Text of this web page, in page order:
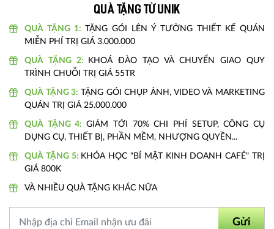
Quà tặng từ unik
QUÀ TẶNG 1: TẶNG GÓI LÊN Ý TƯỞNG THIẾT KẾ QUÁN
MIỄN PHÍ TRỊ GIÁ 3.000.000
QUÀ TẶNG 2:
KHOÁ ĐÀO TẠO VÀ CHUYỂN GIAO QUY
TRÌNH CHUỖI TRỊ GIÁ 55TR
QUÀ TẶNG 3: TẶNG GÓI CHỤP ẢNH, VIDEO VÀ MARKETING
QUÁN TRỊ GIÁ 25.000.000
QUÀ TẶNG 4:GIẢM TỚI 70% CHI PHÍ SETUP, CÔNG CỤ
DỤNG CỤ, THIẾT BỊ, PHẦN MỀM, NHƯỢNG QUYỀN...
QUÀ TẶNG 5: KHÓA HỌC "BÍ MẬT KINH DOANH CAFÉ" TRỊ
GIÁ 800K
VÀ NHIỀU QUÀ TẶNG KHÁC NỮA
Gửi